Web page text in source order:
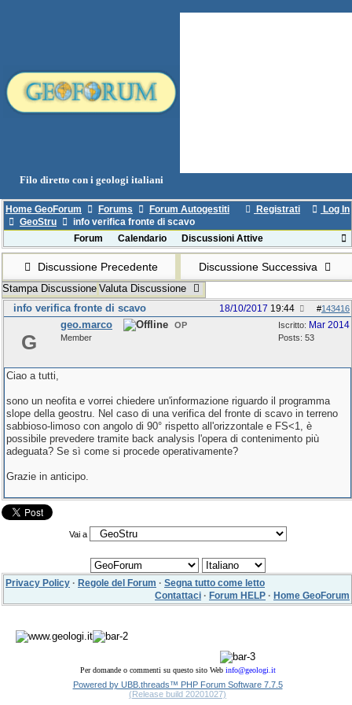
Filo diretto con i geologi italiani
Registrati Log In
Home GeoForum Forums
Forum Autogestiti
GeoStru
info verifica fronte di scavo
Forum
Calendario Discussioni Attive
Discussione Precedente Discussione Successiva
Stampa Discussione Valuta Discussione
info verifica fronte di scavo
#143416
18/10/2017 19:44
Iscritto: Mar 2014
Posts: 53
G
geo.marco
OP
Member
Ciao a tutti,
sono un neofita e vorrei chiedere un'informazione riguardo il programma
slope della geostru. Nel caso di una verifica del fronte di scavo in terreno
sabbioso-limoso con angolo di 90° rispetto all'orizzontale e FS<1, è
possibile prevedere tramite back analysis l'opera di contenimento più
adeguata? Se sì come si procede operativamente?
Grazie in anticipo.
Vai a
Privacy Policy · Regole del Forum · Segna tutto come letto
Contattaci · Forum HELP · Home GeoForum
Per domande o commenti su questo sito Web info@geologi.it
Powered by UBB.threads™ PHP Forum Software 7.7.5
(Release build 20201027)